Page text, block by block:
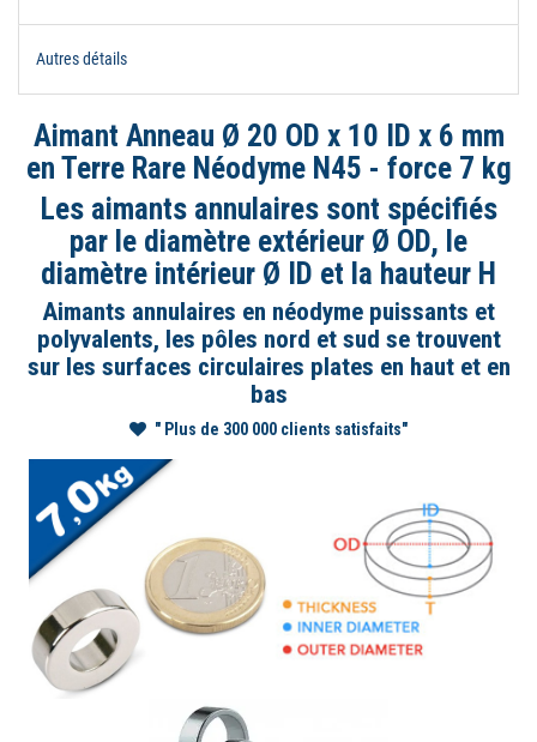
Autres détails
Aimant Anneau Ø 20 OD x 10 ID x 6 mm
en Terre Rare Néodyme N45 - force 7 kg
Les aimants annulaires sont spécifiés
par le diamètre extérieur Ø OD, le
diamètre intérieur Ø ID et la hauteur H
Aimants annulaires en néodyme puissants et
polyvalents, les pôles nord et sud se trouvent
sur les surfaces circulaires plates en haut et en
bas
" Plus de 300 000 clients satisfaits"